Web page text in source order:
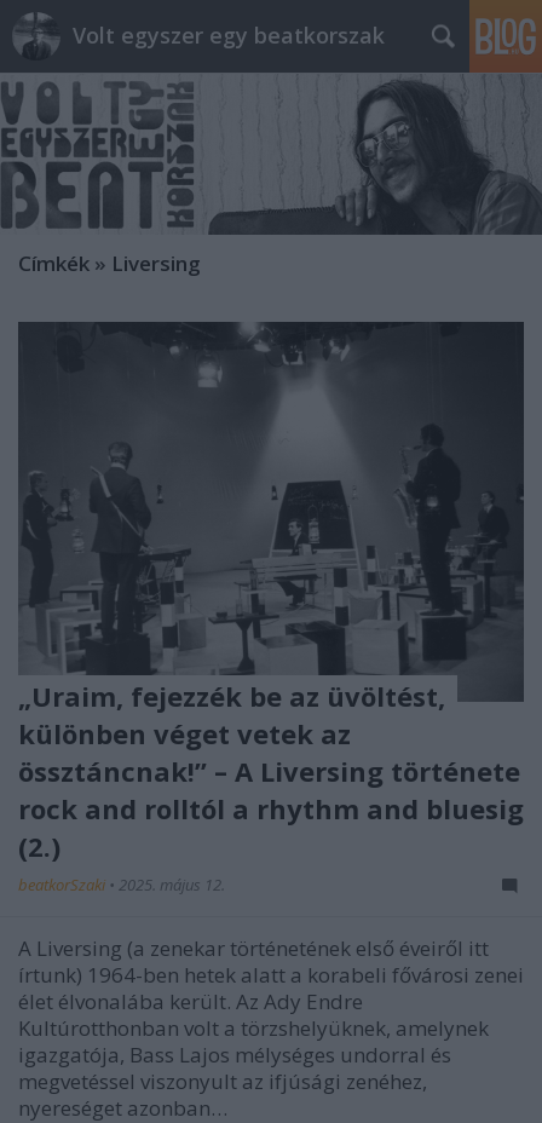
Volt egyszer egy beatkorszak
Címkék » Liversing
„Uraim, fejezzék be az üvöltést,
különben véget vetek az
össztáncnak!” – A Liversing története
rock and rolltól a rhythm and bluesig
(2.)
beatkorSzaki • 2025. május 12.
A Liversing (a zenekar történetének első éveiről itt
írtunk) 1964-ben hetek alatt a korabeli fővárosi zenei
élet élvonalába került. Az Ady Endre
Kultúrotthonban volt a törzshelyüknek, amelynek
igazgatója, Bass Lajos mélységes undorral és
megvetéssel viszonyult az ifjúsági zenéhez,
nyereséget azonban…